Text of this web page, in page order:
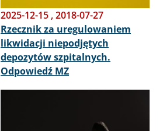
2025-12-15 ,2018-07-27
Rzecznik za uregulowaniem
likwidacji niepodjętych
depozytów szpitalnych.
Odpowiedź MZ